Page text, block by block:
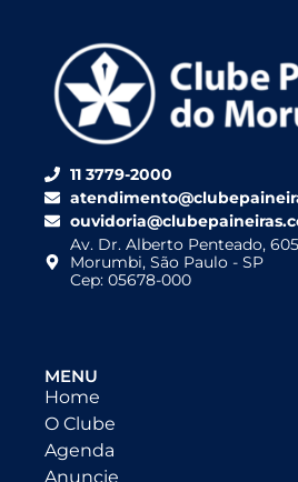
11 3779-2000
Av. Dr. Alberto Penteado, 605
Morumbi, São Paulo - SP
Cep: 05678-000
MENU
Home
O Clube
Agenda
Anuncie